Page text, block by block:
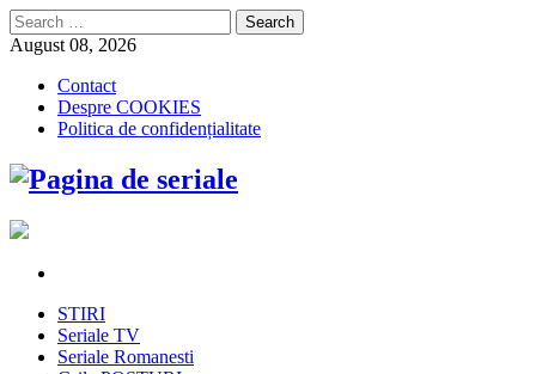
Search
for:
August 08, 2026
Contact
Despre COOKIES
Politica de confidențialitate
STIRI
Seriale TV
Seriale Romanesti